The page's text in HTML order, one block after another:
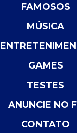
FAMOSOS
MÚSICA
GAMES
TESTES
ANUNCIE NO
CONTATO